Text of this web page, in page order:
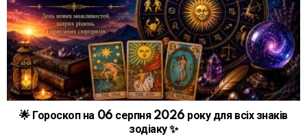
🌟 Гороскоп на 06 серпня 2026 року для всіх знаків
зодіаку ✨